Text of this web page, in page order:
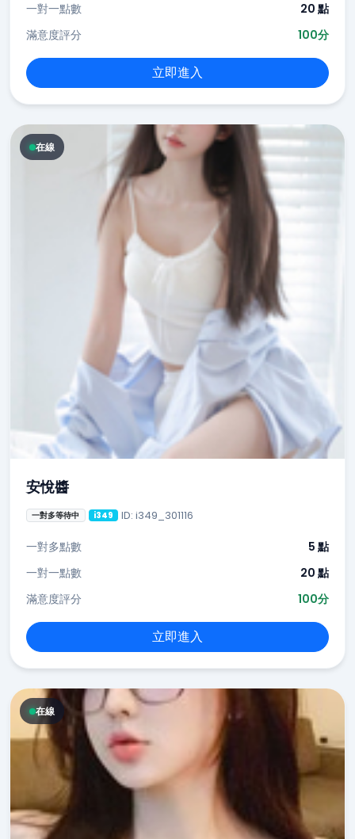
一對一點數
20 點
滿意度評分
100分
立即進入
在線
安悅醬
一對多等待中 i349 ID: i349_301116
一對多點數
5 點
一對一點數
20 點
滿意度評分
100分
立即進入
在線